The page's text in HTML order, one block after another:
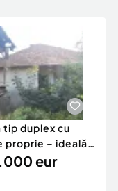
tip duplex cu
proprie – ideală
renovar
eur